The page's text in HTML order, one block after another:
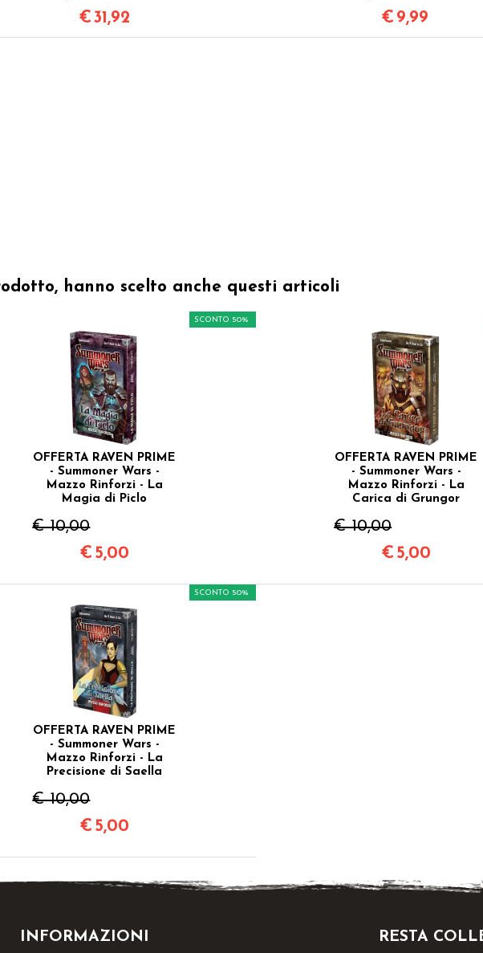
€31,92 € 9,99
hanno scelto anche questi articoli
OFFERTA RAVEN PRIME
- Summoner Wars -
Mazzo Rinforzi - La
Magia di Piclo
€ 10,00
SCONTO 50%
€ 5,00
OFFERTA RAVEN PRIME
- Summoner Wars -
Mazzo Rinforzi - La
Carica di Grungor
€ 10,00
€ 5,00
OFFERTA RAVEN PRIME
- Summoner Wars -
Mazzo Rinforzi - La
Precisione di Saella
€ 10,00
SCONTO 50%
€ 5,00
INFORMAZIONI RESTA